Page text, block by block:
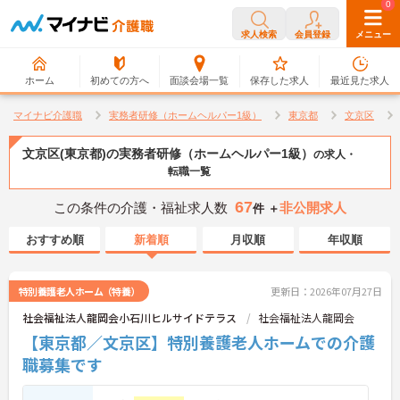
求人検索 会員登録 メニュー
ホーム 初めての方へ 面談会場一覧
0
保存した求人
0
最近見た求人
マイナビ介護職 実務者研修（ホームヘルパー1級） 東京都 文京区
文京区(東京都)の実務者研修（ホームヘルパー1級） の求人・
転職一覧
この条件の介護・福祉求人数 67件 ＋非公開求人
おすすめ順 新着順 月収順 年収順
特別養護老人ホーム（特養） 更新日：2026年07月27日
社会福祉法人龍岡会小石川ヒルサイドテラス 社会福祉法人龍岡会
【東京都／文京区】特別養護老人ホームでの介護
職募集です